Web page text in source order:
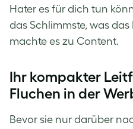
Hater es für dich tun
das Schlimmste, was
machte es zu Content.
Ihr kompakter
Fluchen in der
Bevor sie nur darüber